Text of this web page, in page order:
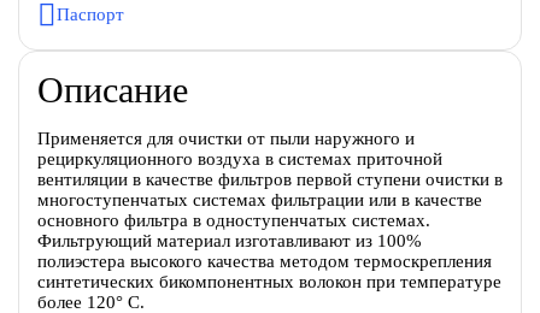
Паспорт
Описание
Применяется для очистки от пыли наружного и
рециркуляционного воздуха в системах приточной
вентиляции в качестве фильтров первой ступени очистки в
многоступенчатых системах фильтрации или в качестве
основного фильтра в одноступенчатых системах.
Фильтрующий материал изготавливают из 100%
полиэстера высокого качества методом термоскрепления
синтетических бикомпонентных волокон при температуре
более 120° С.